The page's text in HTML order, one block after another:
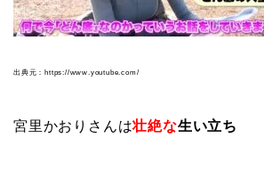
出典元：https://www.youtube.com/
宮里かおりさんは壮絶な生い立ち